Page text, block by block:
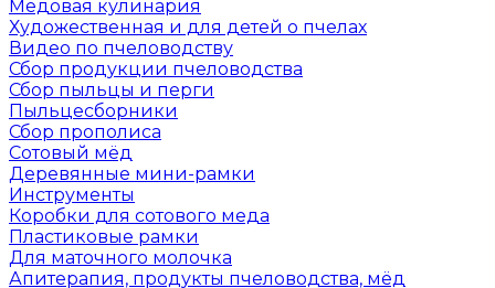
Медовая кулинария
Художественная и для детей о пчелах
Видео по пчеловодству
Сбор продукции пчеловодства
Сбор пыльцы и перги
Пыльцесборники
Сбор прополиса
Сотовый мёд
Деревянные мини-рамки
Инструменты
Коробки для сотового меда
Пластиковые рамки
Для маточного молочка
Апитерапия, продукты пчеловодства, мёд